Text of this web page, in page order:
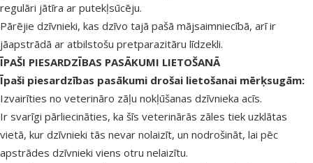
regulāri jātīra ar putekļsūcēju.
Pārējie dzīvnieki, kas dzīvo tajā pašā mājsaimniecībā, arī ir
jāapstrādā ar atbilstošu pretparazitāru līdzekli.
ĪPAŠI PIESARDZĪBAS PASĀKUMI LIETOŠANĀ
Īpaši piesardzības pasākumi drošai lietošanai mērķsugām:
Izvairīties no veterināro zāļu nokļūšanas dzīvnieka acīs.
Ir svarīgi pārliecināties, ka šīs veterinārās zāles tiek uzklātas
vietā, kur dzīvnieki tās nevar nolaizīt, un nodrošināt, lai pēc
apstrādes dzīvnieki viens otru nelaizītu.